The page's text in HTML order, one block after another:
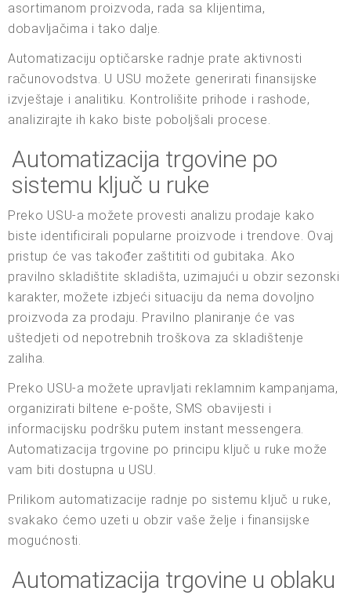
asortimanom proizvoda, rada sa klijentima,
dobavljačima i tako dalje.
Automatizaciju optičarske radnje prate aktivnosti
računovodstva. U USU možete generirati finansijske
izvještaje i analitiku. Kontrolišite prihode i rashode,
analizirajte ih kako biste poboljšali procese.
Automatizacija trgovine po
sistemu ključ u ruke
Preko USU-a možete provesti analizu prodaje kako
biste identificirali popularne proizvode i trendove. Ovaj
pristup će vas također zaštititi od gubitaka. Ako
pravilno skladištite skladišta, uzimajući u obzir sezonski
karakter, možete izbjeći situaciju da nema dovoljno
proizvoda za prodaju. Pravilno planiranje će vas
uštedjeti od nepotrebnih troškova za skladištenje
zaliha.
Preko USU-a možete upravljati reklamnim kampanjama,
organizirati biltene e-pošte, SMS obavijesti i
informacijsku podršku putem instant messengera.
Automatizacija trgovine po principu ključ u ruke može
vam biti dostupna u USU.
Prilikom automatizacije radnje po sistemu ključ u ruke,
svakako ćemo uzeti u obzir vaše želje i finansijske
mogućnosti.
Automatizacija trgovine u oblaku